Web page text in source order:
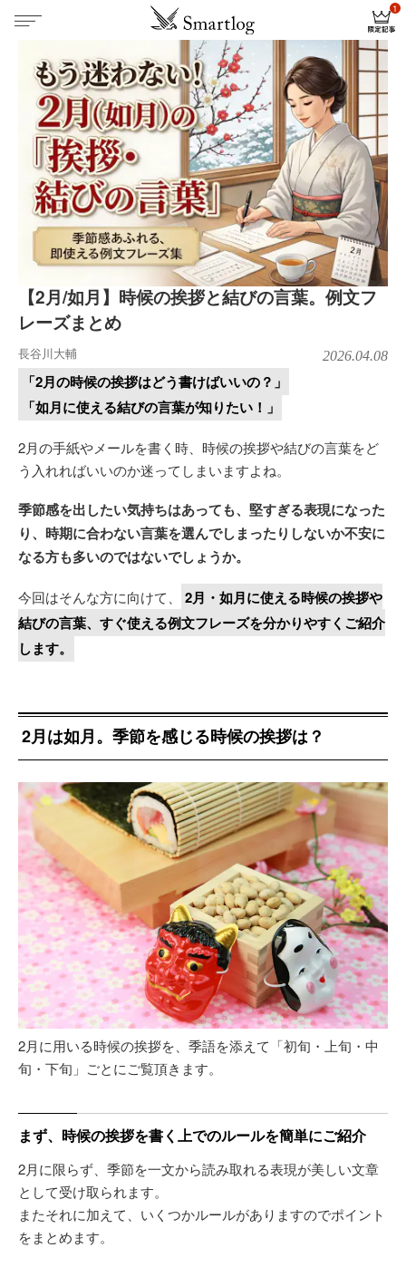
【2月/如月】時候の挨拶と結びの言葉。例文フ
レーズまとめ
長谷川大輔 2026.04.08
「2月の時候の挨拶はどう書けばいいの？」
「如月に使える結びの言葉が知りたい！」
2月の手紙やメールを書く時、時候の挨拶や結びの言葉をど
う入れればいいのか迷ってしまいますよね。
季節感を出したい気持ちはあっても、堅すぎる表現になった
り、時期に合わない言葉を選んでしまったりしないか不安に
なる方も多いのではないでしょうか。
今回はそんな方に向けて、
2月・如月に使える時候の挨拶や
結びの言葉、すぐ使える例文フレーズを分かりやすくご紹介
します。
2月は如月。季節を感じる時候の挨拶は？
2月に用いる時候の挨拶を、季語を添えて「初旬・上旬・中
旬・下旬」ごとにご覧頂きます。
まず、時候の挨拶を書く上でのルールを簡単にご紹介
2月に限らず、季節を一文から読み取れる表現が美しい文章
として受け取られます。
またそれに加えて、いくつかルールがありますのでポイント
をまとめます。